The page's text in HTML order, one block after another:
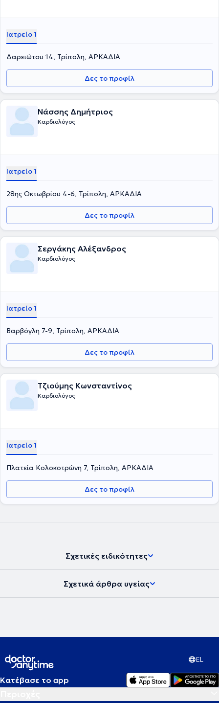
Ιατρείο 1
Δαρειώτου 14, Τρίπολη, ΑΡΚΑΔΙΑ
Δες το προφίλ
Νάσσης Δημήτριος
Καρδιολόγος
Ιατρείο 1
28ης Οκτωβρίου 4-6, Τρίπολη, ΑΡΚΑΔΙΑ
Δες το προφίλ
Σεργάκης Αλέξανδρος
Καρδιολόγος
Ιατρείο 1
Βαρβόγλη 7-9, Τρίπολη, ΑΡΚΑΔΙΑ
Δες το προφίλ
Τζιούμης Κωνσταντίνος
Καρδιολόγος
Ιατρείο 1
Πλατεία Κολοκοτρώνη 7, Τρίπολη, ΑΡΚΑΔΙΑ
Δες το προφίλ
Σχετικές ειδικότητες
Σχετικά άρθρα υγείας
EL
Κατέβασε το app